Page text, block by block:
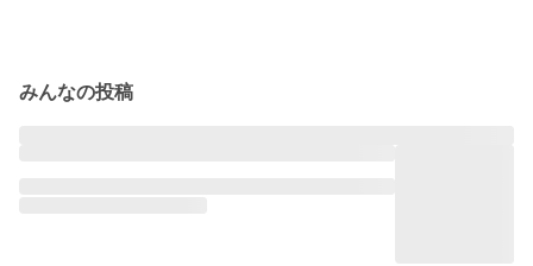
みんなの投稿